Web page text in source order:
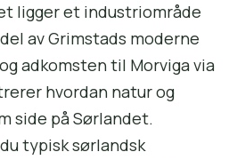
ligger et industriområde
av Grimstads moderne
adkomsten til Morviga via
hvordan natur og
side på Sørlandet.
typisk sørlandsk